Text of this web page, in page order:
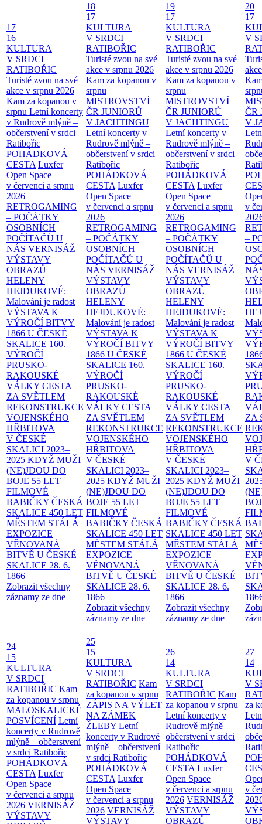
17
16
KULTURA
V SRDCI
RATIBOŘIC
Turisté zvou na své
akce v srpnu 2026
Kam za kopanou v
srpnu Letní koncerty
v Rudrově mlýně –
občerstvení v srdci
Ratibořic
POHÁDKOVÁ
CESTA Luxfer
Open Space
v červenci a srpnu
2026
RETROGAMING
– POČÁTKY
OSOBNÍCH
POČÍTAČŮ U
NÁS VERNISÁŽ
VÝSTAVY
OBRAZŮ
HELENY
HEJDUKOVÉ:
Malování je radost
VÝSTAVA K
VÝROČÍ BITVY
1866 U ČESKÉ
SKALICE 160.
VÝROČÍ
PRUSKO-
RAKOUSKÉ
VÁLKY CESTA
ZA SVĚTLEM
REKONSTRUKCE
VOJENSKÉHO
HŘBITOVA
V ČESKÉ
SKALICI 2023–
2025 KDYŽ MUŽI
(NE)JDOU DO
BOJE 55 LET
FILMOVÉ
BABIČKY ČESKÁ
SKALICE 450 LET
MĚSTEM STÁLÁ
EXPOZICE
VĚNOVANÁ
BITVĚ U ČESKÉ
SKALICE 28. 6.
1866
Zobrazit všechny
záznamy ze dne
18
17
KULTURA
V SRDCI
RATIBOŘIC
Turisté zvou na své
akce v srpnu 2026
Kam za kopanou v
srpnu
MISTROVSTVÍ
ČR JUNIORŮ
V JACHTINGU
Letní koncerty v
Rudrově mlýně –
občerstvení v srdci
Ratibořic
POHÁDKOVÁ
CESTA Luxfer
Open Space
v červenci a srpnu
2026
RETROGAMING
– POČÁTKY
OSOBNÍCH
POČÍTAČŮ U
NÁS VERNISÁŽ
VÝSTAVY
OBRAZŮ
HELENY
HEJDUKOVÉ:
Malování je radost
VÝSTAVA K
VÝROČÍ BITVY
1866 U ČESKÉ
SKALICE 160.
VÝROČÍ
PRUSKO-
RAKOUSKÉ
VÁLKY CESTA
ZA SVĚTLEM
REKONSTRUKCE
VOJENSKÉHO
HŘBITOVA
V ČESKÉ
SKALICI 2023–
2025 KDYŽ MUŽI
(NE)JDOU DO
BOJE 55 LET
FILMOVÉ
BABIČKY ČESKÁ
SKALICE 450 LET
MĚSTEM STÁLÁ
EXPOZICE
VĚNOVANÁ
BITVĚ U ČESKÉ
SKALICE 28. 6.
1866
Zobrazit všechny
záznamy ze dne
19
17
KULTURA
V SRDCI
RATIBOŘIC
Turisté zvou na své
akce v srpnu 2026
Kam za kopanou v
srpnu
MISTROVSTVÍ
ČR JUNIORŮ
V JACHTINGU
Letní koncerty v
Rudrově mlýně –
občerstvení v srdci
Ratibořic
POHÁDKOVÁ
CESTA Luxfer
Open Space
v červenci a srpnu
2026
RETROGAMING
– POČÁTKY
OSOBNÍCH
POČÍTAČŮ U
NÁS VERNISÁŽ
VÝSTAVY
OBRAZŮ
HELENY
HEJDUKOVÉ:
Malování je radost
VÝSTAVA K
VÝROČÍ BITVY
1866 U ČESKÉ
SKALICE 160.
VÝROČÍ
PRUSKO-
RAKOUSKÉ
VÁLKY CESTA
ZA SVĚTLEM
REKONSTRUKCE
VOJENSKÉHO
HŘBITOVA
V ČESKÉ
SKALICI 2023–
2025 KDYŽ MUŽI
(NE)JDOU DO
BOJE 55 LET
FILMOVÉ
BABIČKY ČESKÁ
SKALICE 450 LET
MĚSTEM STÁLÁ
EXPOZICE
VĚNOVANÁ
BITVĚ U ČESKÉ
SKALICE 28. 6.
1866
Zobrazit všechny
záznamy ze dne
20
17
V
ČR
V
v
–
ZA
V
24
15
KULTURA
V SRDCI
RATIBOŘIC Kam
za kopanou v srpnu
MALOSKALICKÉ
POSVÍCENÍ Letní
koncerty v Rudrově
mlýně – občerstvení
v srdci Ratibořic
POHÁDKOVÁ
CESTA Luxfer
Open Space
v červenci a srpnu
2026 VERNISÁŽ
VÝSTAVY
25
15
KULTURA
V SRDCI
RATIBOŘIC Kam
za kopanou v srpnu
ZÁPIS NA VÝLET
NA ZÁMEK
ŽLEBY Letní
koncerty v Rudrově
mlýně – občerstvení
v srdci Ratibořic
POHÁDKOVÁ
CESTA Luxfer
Open Space
v červenci a srpnu
2026 VERNISÁŽ
VÝSTAVY
26
14
KULTURA
V SRDCI
RATIBOŘIC Kam
za kopanou v srpnu
Letní koncerty v
Rudrově mlýně –
občerstvení v srdci
Ratibořic
POHÁDKOVÁ
CESTA Luxfer
Open Space
v červenci a srpnu
2026 VERNISÁŽ
VÝSTAVY
OBRAZŮ
27
14
V
za
v